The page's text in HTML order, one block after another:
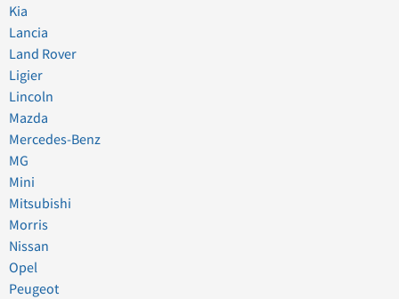
Kia
Lancia
Land Rover
Ligier
Lincoln
Mazda
Mercedes-Benz
MG
Mini
Mitsubishi
Morris
Nissan
Opel
Peugeot